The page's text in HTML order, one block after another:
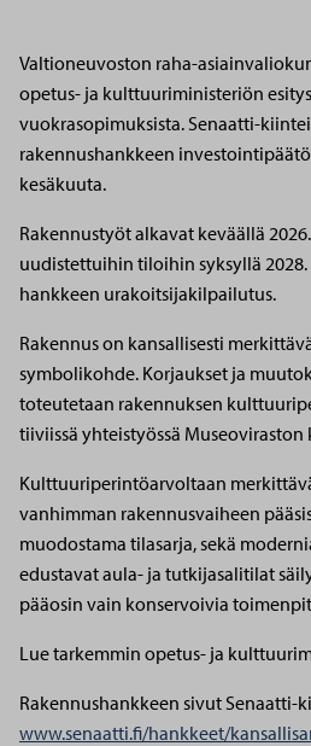
Valtioneuvoston raha-
opetus- ja kulttuuriministeriön
vuokrasopimuksista. Senaatti-
rakennushankkeen
kesäkuuta.
Rakennustyöt alkavat keväällä
uudistettuihin tiloihin syksyllä
hankkeen urakoitsijakilpailutus.
Rakennus on kansallisesti
symbolikohde. Korjaukset ja
toteutetaan rakennuksen
tiiviissä yhteistyössä Museoviraston
Kulttuuriperintöarvoltaan
vanhimman rakennusvaiheen
muodostama tilasarja, sekä
edustavat aula- ja tutkijasalitilat
pääosin vain konservoivia
Lue tarkemmin opetus- ja
Rakennushankkeen sivut
www.senaatti.fi/hankkeet/